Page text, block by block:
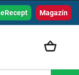
Magazín
eRecept